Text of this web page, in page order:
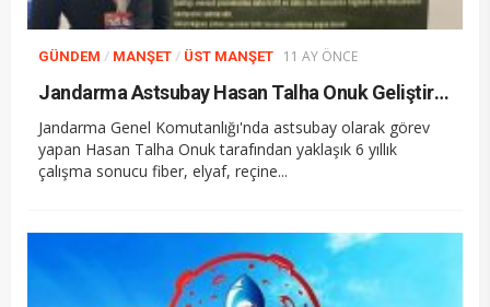
GÜNDEM / MANŞET / ÜST MANŞET 11 AY ÖNCE
Jandarma Astsubay Hasan Talha Onuk Geliştirdiği Yeni Nesil Zırh Teknolojisini TEKNOFEST’te Tanıtıyor
Jandarma Genel Komutanlığı'nda astsubay olarak görev
yapan Hasan Talha Onuk tarafından yaklaşık 6 yıllık
çalışma sonucu fiber, elyaf, reçine...